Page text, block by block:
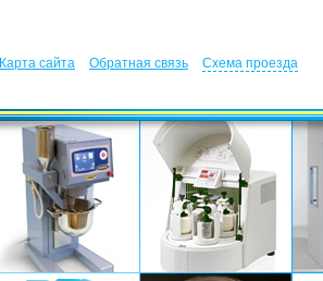
Карта сайта Обратная связь Схема проезда